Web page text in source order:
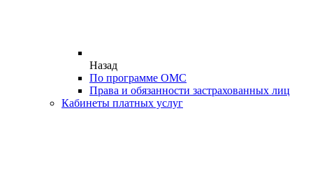
Назад
По программе ОМС
Права и обязанности застрахованных лиц
Кабинеты платных услуг